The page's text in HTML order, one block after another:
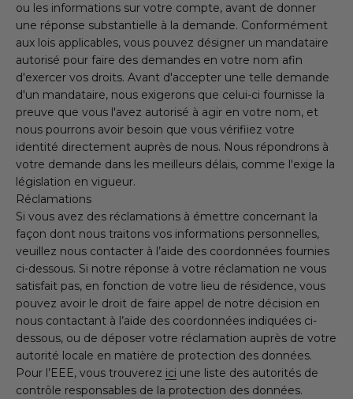
ou les informations sur votre compte, avant de donner
une réponse substantielle à la demande. Conformément
aux lois applicables, vous pouvez désigner un mandataire
autorisé pour faire des demandes en votre nom afin
d'exercer vos droits. Avant d'accepter une telle demande
d'un mandataire, nous exigerons que celui-ci fournisse la
preuve que vous l'avez autorisé à agir en votre nom, et
nous pourrons avoir besoin que vous vérifiiez votre
identité directement auprès de nous. Nous répondrons à
votre demande dans les meilleurs délais, comme l'exige la
législation en vigueur.
Réclamations
Si vous avez des réclamations à émettre concernant la
façon dont nous traitons vos informations personnelles,
veuillez nous contacter à l’aide des coordonnées fournies
ci-dessous. Si notre réponse à votre réclamation ne vous
satisfait pas, en fonction de votre lieu de résidence, vous
pouvez avoir le droit de faire appel de notre décision en
nous contactant à l’aide des coordonnées indiquées ci-
dessous, ou de déposer votre réclamation auprès de votre
autorité locale en matière de protection des données.
Pour l’EEE, vous trouverez ici une liste des autorités de
contrôle responsables de la protection des données.